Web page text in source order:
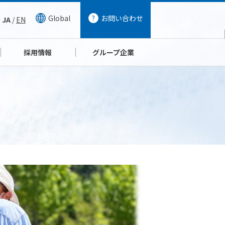
JA /EN Global お問い合わせ
採用情報 グループ企業